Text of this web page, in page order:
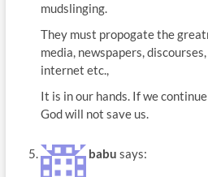
mudslinging.
They must propogate the
media, newspapers,
internet etc.,
It is in our hands. If we
God will not save us.
babu says: